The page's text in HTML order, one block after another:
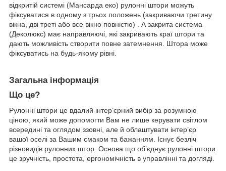
відкритій системі (Мансарда еко) рулонні штори можуть
фіксуватися в одному з трьох положень (закриваючи третину
вікна, дві треті або все вікно повністю) . А закрита система
(Деколюкс) має направляючі, які закривають краї штори та
дають можливість створити повне затемнення. Штора може
фіксуватись на будь-якому рівні.
Загальна інформація
Що це?
Рулонні штори це вдалий інтер’єрний вибір за розумною
ціною, який може допомогти Вам не лише керувати світлом
всередині та оглядом ззовні, але й облаштувати інтер’єр
вашої оселі за Вашим смаком та бажанням. Існує безліч
різновидів рулонних штор. Основа що об’єднує рулонні штори
це зручність, простота, ергономічність в управлінні та догляді.